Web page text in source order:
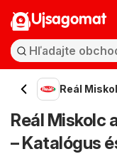
Ujsagomat
Reál
Reál Miskolc
– Katalógus